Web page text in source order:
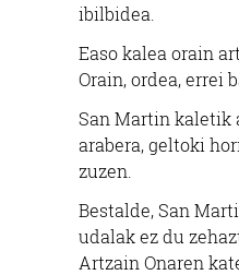
ibilbidea.
Easo kalea orain
Orain, ordea, errei
San Martin kaletik
arabera, geltoki
zuzen.
Bestalde, San
udalak ez du
Artzain Onaren